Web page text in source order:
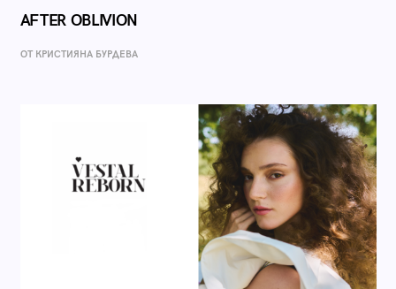
AFTER OBLIVION
ОТ КРИСТИЯНА БУРДЕВА